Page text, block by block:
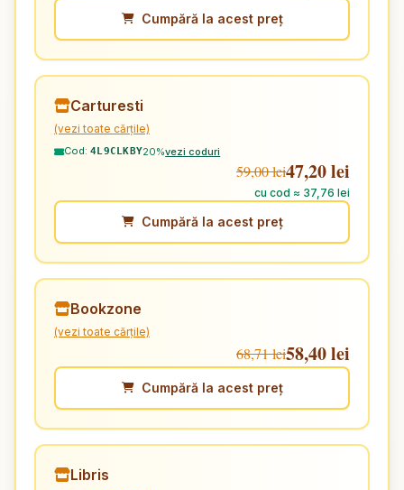
Cumpără la acest preț
Carturesti
(vezi toate cărțile)
Cod: 4L9CLKBY20%vezi coduri
59,00 lei47,20 lei
cu cod ≈ 37,76 lei
Cumpără la acest preț
Bookzone
(vezi toate cărțile)
68,71 lei58,40 lei
Cumpără la acest preț
Libris